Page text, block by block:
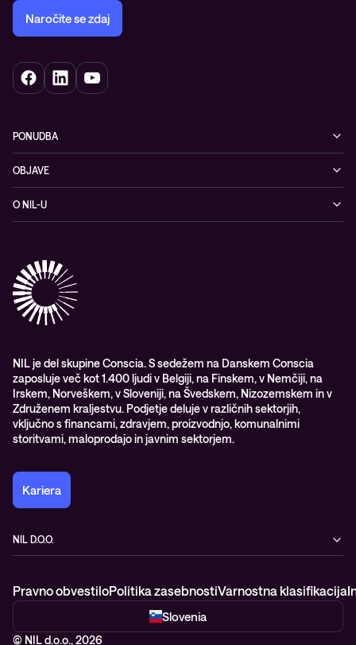
Naročite se zdaj
PONUDBA
Omrežje
Hibridni oblak
Izobraževanje
Upravljane IT storitve in podpora
Opazljivost
OBJAVE
Blogi
Videi
Vodiči
O NIL-U
Partnerji
Nagrade & priznanja industrije
WORK@NIL
Študenti
Trajnost in družbena odgovornost
NIL je del skupine Conscia. S sedežem na Danskem Conscia
zaposluje več kot 1.400 ljudi v Belgiji, na Finskem, v Nemčiji, na
Irskem, Norveškem, v Sloveniji, na Švedskem, Nizozemskem in v
Združenem kraljestvu. Podjetje deluje v različnih sektorjih,
vključno s financami, zdravjem, proizvodnjo, komunalnimi
storitvami, maloprodajo in javnim sektorjem.
Kariera
NIL D.O.O.
Slovenija
© NIL d.o.o., 2026
Pravno obvestiloPolitika zasebnostiVarnostna klasifikacija
Slovenia